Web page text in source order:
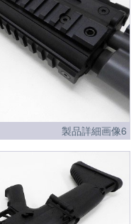
製品詳細画像6